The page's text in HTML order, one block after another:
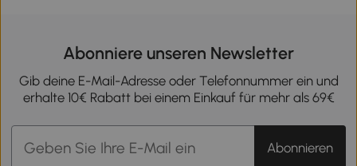
Abonniere unseren Newsletter
Gib deine E-Mail-Adresse oder Telefonnummer ein und
erhalte 10€ Rabatt bei einem Einkauf für mehr als 69€
Abonnieren